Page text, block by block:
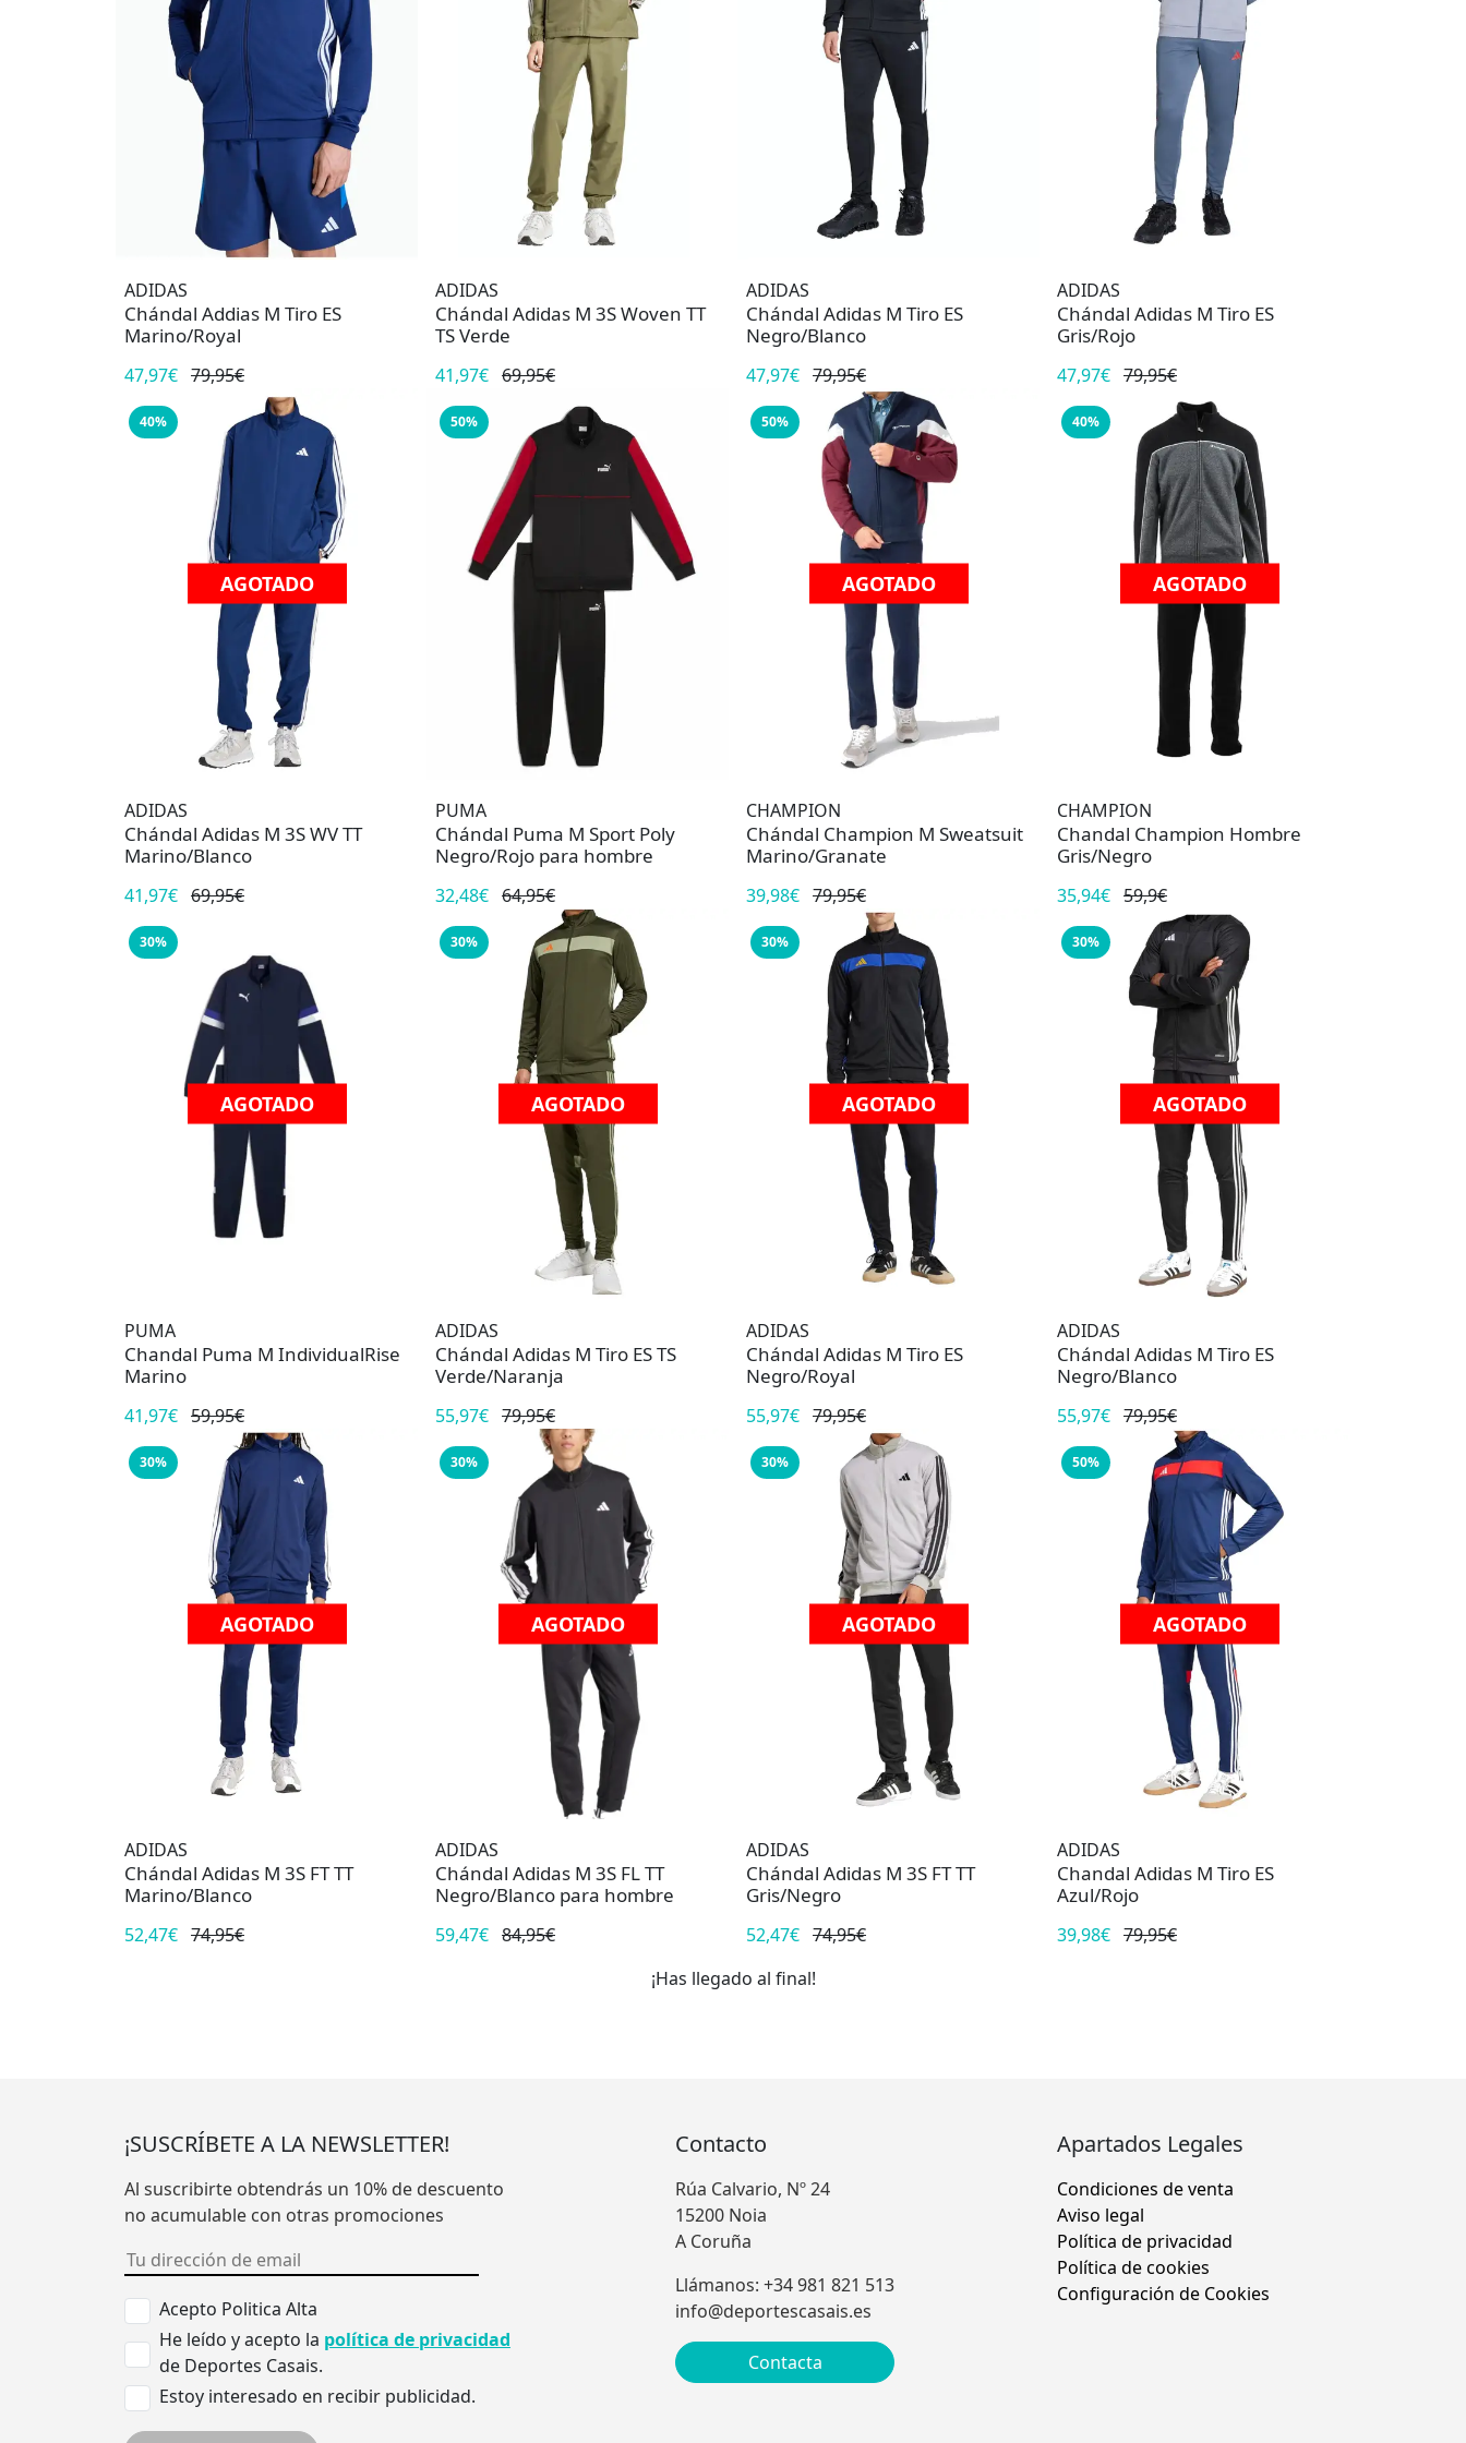
ADIDAS
Chándal Addias M Tiro ES
Marino/Royal
47,97€ 79,95€
ADIDAS
Chándal Adidas M 3S Woven TT
TS Verde
41,97€ 69,95€
ADIDAS
Chándal Adidas M Tiro ES
Negro/Blanco
47,97€ 79,95€
ADIDAS
Chándal Adidas M Tiro ES
Gris/Rojo
47,97€ 79,95€
40%
AGOTADO
ADIDAS
Chándal Adidas M 3S WV TT
Marino/Blanco
41,97€ 69,95€
50%
PUMA
Chándal Puma M Sport Poly
Negro/Rojo para hombre
32,48€ 64,95€
50%
AGOTADO
CHAMPION
Chándal Champion M Sweatsuit
Marino/Granate
39,98€ 79,95€
40%
AGOTADO
CHAMPION
Chandal Champion Hombre
Gris/Negro
35,94€ 59,9€
30%
AGOTADO
PUMA
Chandal Puma M IndividualRise
Marino
41,97€ 59,95€
30%
AGOTADO
ADIDAS
Chándal Adidas M Tiro ES TS
Verde/Naranja
55,97€ 79,95€
30%
AGOTADO
ADIDAS
Chándal Adidas M Tiro ES
Negro/Royal
55,97€ 79,95€
30%
AGOTADO
ADIDAS
Chándal Adidas M Tiro ES
Negro/Blanco
55,97€ 79,95€
30%
AGOTADO
ADIDAS
Chándal Adidas M 3S FT TT
Marino/Blanco
52,47€ 74,95€
30%
AGOTADO
ADIDAS
Chándal Adidas M 3S FL TT
Negro/Blanco para hombre
59,47€ 84,95€
30%
AGOTADO
ADIDAS
Chándal Adidas M 3S FT TT
Gris/Negro
52,47€ 74,95€
50%
AGOTADO
ADIDAS
Chandal Adidas M Tiro ES
Azul/Rojo
39,98€ 79,95€
¡Has llegado al final!
¡SUSCRÍBETE A LA NEWSLETTER!
Al suscribirte obtendrás un 10% de descuento
no acumulable con otras promociones
Acepto Politica Alta
He leído y acepto la política de privacidad
de Deportes Casais.
Estoy interesado en recibir publicidad.
Contacto
Rúa Calvario, Nº 24
15200 Noia
A Coruña
Llámanos: +34 981 821 513
info@deportescasais.es
Contacta
Apartados Legales
Condiciones de venta
Aviso legal
Política de privacidad
Política de cookies
Configuración de Cookies